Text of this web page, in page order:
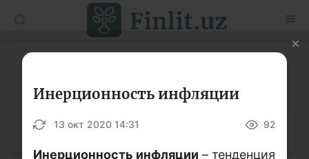
Рус
Статьи
Учебные материалы
Глоссарий
Глоссарий
Инерционность инфляции
13 окт 2020 14:31 92
Инерционность инфляции – тенденция